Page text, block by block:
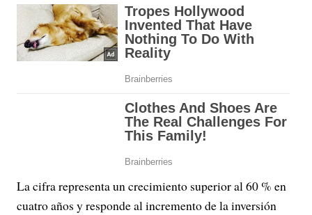
La cifra representa un crecimiento superior al 60 % en
cuatro años y responde al incremento de la inversión